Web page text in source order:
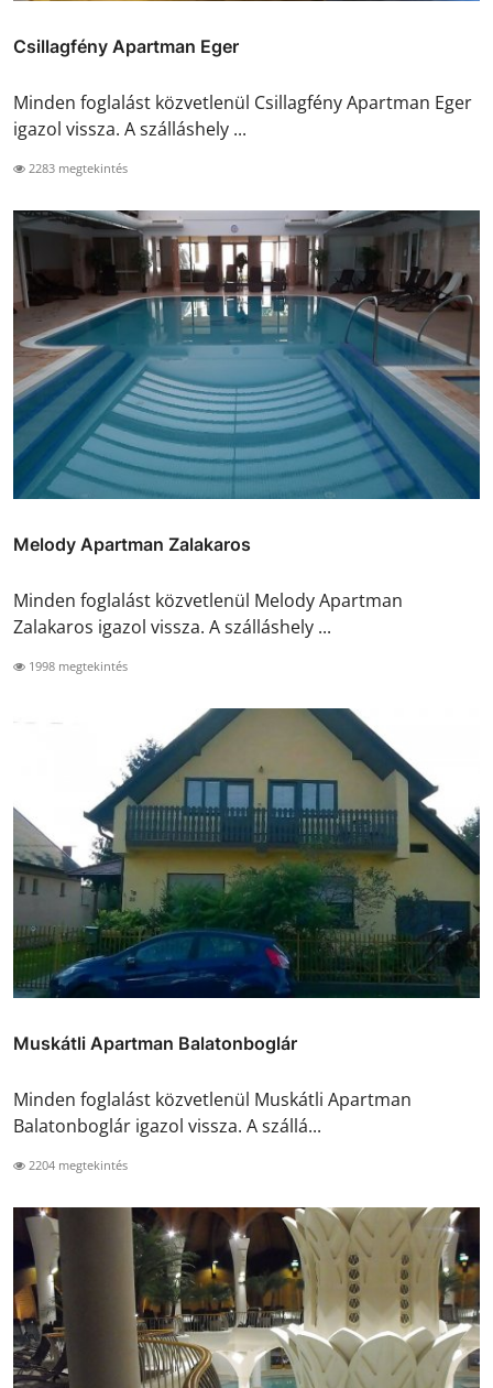
Csillagfény Apartman Eger
Minden foglalást közvetlenül Csillagfény Apartman Eger
igazol vissza. A szálláshely ...
2283 megtekintés
Melody Apartman Zalakaros
Minden foglalást közvetlenül Melody Apartman
Zalakaros igazol vissza. A szálláshely ...
1998 megtekintés
Muskátli Apartman Balatonboglár
Minden foglalást közvetlenül Muskátli Apartman
Balatonboglár igazol vissza. A szállá...
2204 megtekintés